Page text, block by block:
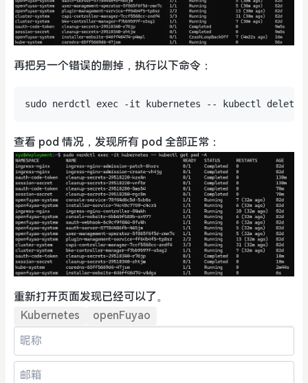
再把另一个错误的删掉，执行以下命令：
查看 pod 情况，发现所有 pod 全部正常：
重新打开页面发现已经可以了。
Kubernetes
openFuyao